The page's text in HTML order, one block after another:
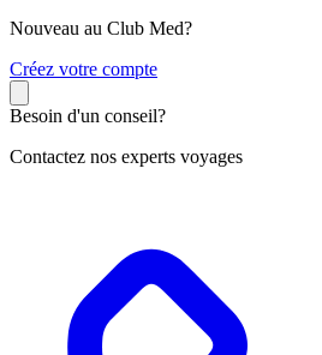
Nouveau au Club Med?
Créez votre compte
Besoin d'un conseil?
Contactez nos experts voyages